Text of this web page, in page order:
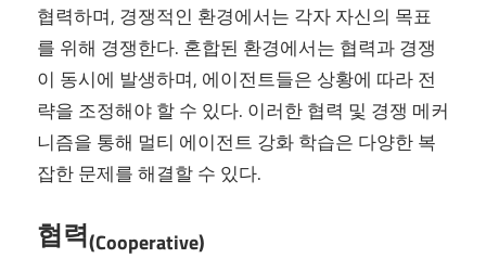
협력하며, 경쟁적인 환경에서는 각자 자신의 목표
를 위해 경쟁한다. 혼합된 환경에서는 협력과 경쟁
이 동시에 발생하며, 에이전트들은 상황에 따라 전
략을 조정해야 할 수 있다. 이러한 협력 및 경쟁 메커
니즘을 통해 멀티 에이전트 강화 학습은 다양한 복
잡한 문제를 해결할 수 있다.
협력(Cooperative)